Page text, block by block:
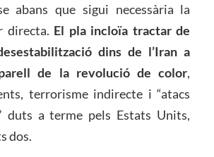
abans que sigui necessària la
directa. El pla incloïa tractar de
dins de l’Iran a
de la revolució de color,
terrorisme indirecte i “atacs
duts a terme pels Estats Units,
dos.